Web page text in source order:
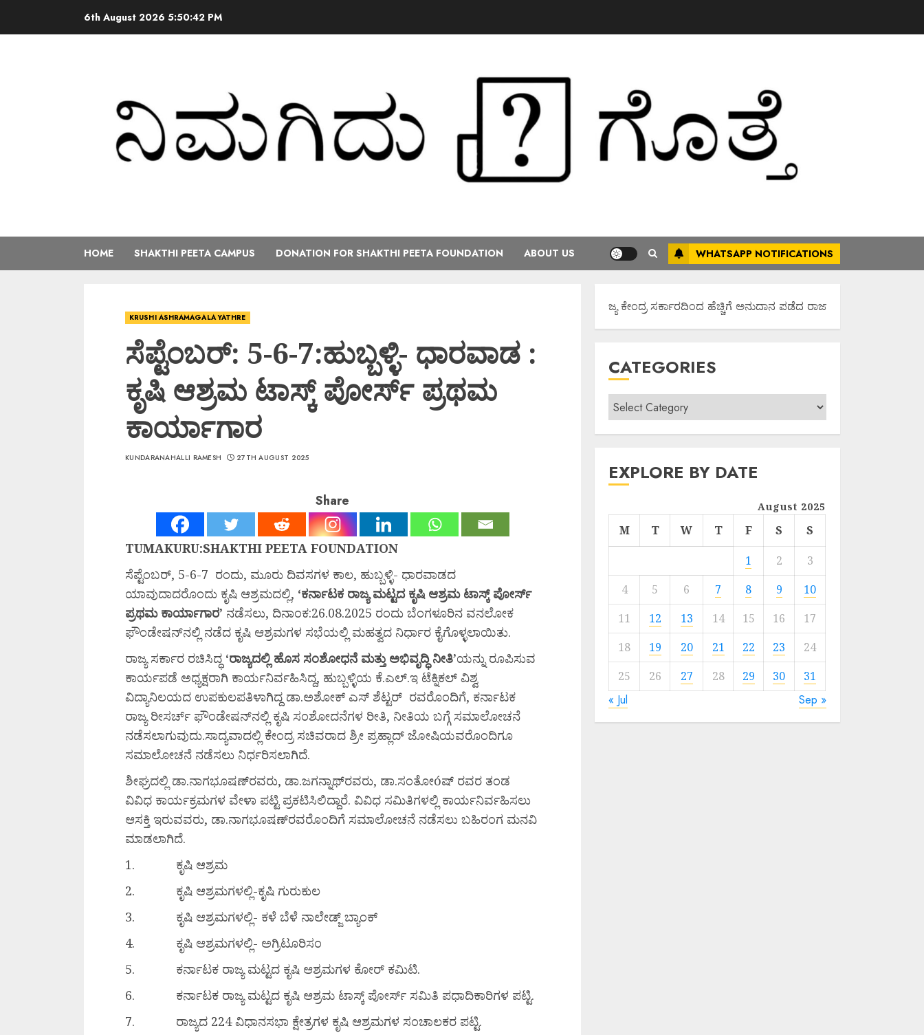
6th August 2026 5:50:42 PM
HOME SHAKTHI PEETA CAMPUS DONATION FOR SHAKTHI PEETA FOUNDATION ABOUT US WHATSAPP NOTIFICATIONS
KRUSHI ASHRAMAGALA YATHRE
ಸೆಪ್ಟೆಂಬರ್: 5-6-7:ಹುಬ್ಬಳ್ಳಿ- ಧಾರವಾಡ :
ಕೃಷಿ ಆಶ್ರಮ ಟಾಸ್ಕ್ ಪೋರ್ಸ್ ಪ್ರಥಮ
ಕಾರ್ಯಾಗಾರ
KUNDARANAHALLI RAMESH 27TH AUGUST 2025
Share
TUMAKURU:SHAKTHI PEETA FOUNDATION
ಸೆಪ್ಟೆಂಬರ್, 5-6-7 ರಂದು, ಮೂರು ದಿವಸಗಳ ಕಾಲ, ಹುಬ್ಬಳ್ಳಿ- ಧಾರವಾಡದ
ಯಾವುದಾದರೊಂದು ಕೃಷಿ ಆಶ್ರಮದಲ್ಲಿ, ‘ಕರ್ನಾಟಕ ರಾಜ್ಯಮಟ್ಟದ ಕೃಷಿ ಆಶ್ರಮ ಟಾಸ್ಕ್ ಪೋರ್ಸ್
ಪ್ರಥಮ ಕಾರ್ಯಾಗಾರ’ ನಡೆಸಲು, ದಿನಾಂಕ:26.08.2025 ರಂದು ಬೆಂಗಳೂರಿನ ವನಲೋಕ
ಫೌಂಡೇಷನ್‍ನಲ್ಲಿ ನಡೆದ ಕೃಷಿ ಆಶ್ರಮಗಳ ಸಭೆಯಲ್ಲಿ ಮಹತ್ವದ ನಿರ್ಧಾರ ಕೈಗೊಳ್ಳಲಾಯಿತು.
ರಾಜ್ಯ ಸರ್ಕಾರ ರಚಿಸಿದ್ಧ ‘ರಾಜ್ಯದಲ್ಲಿ ಹೊಸ ಸಂಶೋಧನೆ ಮತ್ತು ಅಭಿವೃದ್ಧಿ ನೀತಿ’ಯನ್ನು ರೂಪಿಸುವ
ಕಾರ್ಯಪಡೆ ಅಧ್ಯಕ್ಷರಾಗಿ ಕಾರ್ಯನಿರ್ವಹಿಸಿದ್ದ, ಹುಬ್ಬಳ್ಳಿಯ ಕೆ.ಎಲ್.ಇ ಟೆಕ್ನಿಕಲ್ ವಿಶ್ವ
ವಿದ್ಯಾನಿಲಯದ ಉಪಕುಲಪತಿಳಾಗಿದ್ದ ಡಾ.ಅಶೋಕ್ ಎಸ್ ಶೆಟ್ಟರ್ ರವರೊಂದಿಗೆ, ಕರ್ನಾಟಕ
ರಾಜ್ಯ ರೀಸರ್ಚ್ ಫೌಂಡೇಷನ್‍ನಲ್ಲಿ ಕೃಷಿ ಸಂಶೋದನೆಗಳ ರೀತಿ, ನೀತಿಯ ಬಗ್ಗೆ ಸಮಾಲೋಚನೆ
ನಡೆಸಲಾಗುವುದು.ಸಾದ್ಯವಾದಲ್ಲಿ ಕೇಂದ್ರ ಸಚಿವರಾದ ಶ್ರೀ ಪ್ರಹ್ಲಾದ್ ಜೋಷಿಯವರೊಂದಿಗೂ
ಸಮಾಲೋಚನೆ ನಡೆಸಲು ನಿರ್ಧರಿಸಲಾಗಿದೆ.
ಶೀಘ್ರದಲ್ಲಿ ಡಾ.ನಾಗಭೂಷಣ್‍ರವರು, ಡಾ.ಜಗನ್ನಾಥ್‍ರವರು, ಡಾ.ಸಂತೋóಷ್ ರವರ ತಂಡ
ವಿವಿಧ ಕಾರ್ಯಕ್ರಮಗಳ ವೇಳಾ ಪಟ್ಟಿ ಪ್ರಕಟಿಸಿಲಿದ್ದಾರೆ. ವಿವಿಧ ಸಮಿತಿಗಳಲ್ಲಿ ಕಾರ್ಯನಿರ್ವಹಿಸಲು
ಆಸಕ್ತಿ ಇರುವವರು, ಡಾ.ನಾಗಭೂಷಣ್‍ರವರೊಂದಿಗೆ ಸಮಾಲೋಚನೆ ನಡೆಸಲು ಬಹಿರಂಗ ಮನವಿ
ಮಾಡಲಾಗಿದೆ.
1. ಕೃಷಿ ಆಶ್ರಮ
2. ಕೃಷಿ ಆಶ್ರಮಗಳಲ್ಲಿ-ಕೃಷಿ ಗುರುಕುಲ
3. ಕೃಷಿ ಆಶ್ರಮಗಳಲ್ಲಿ- ಕಳೆ ಬೆಳೆ ನಾಲೇಡ್ಜ್ ಬ್ಯಾಂಕ್
4. ಕೃಷಿ ಆಶ್ರಮಗಳಲ್ಲಿ- ಅಗ್ರಿಟೂರಿಸಂ
5. ಕರ್ನಾಟಕ ರಾಜ್ಯ ಮಟ್ಟದ ಕೃಷಿ ಆಶ್ರಮಗಳ ಕೋರ್ ಕಮಿಟಿ.
6. ಕರ್ನಾಟಕ ರಾಜ್ಯ ಮಟ್ಟದ ಕೃಷಿ ಆಶ್ರಮ ಟಾಸ್ಕ್ ಪೋರ್ಸ್ ಸಮಿತಿ ಪಧಾದಿಕಾರಿಗಳ ಪಟ್ಟಿ.
7. ರಾಜ್ಯದ 224 ವಿಧಾನಸಭಾ ಕ್ಷೇತ್ರಗಳ ಕೃಷಿ ಆಶ್ರಮಗಳ ಸಂಚಾಲಕರ ಪಟ್ಟಿ.
ಕರ್ನಾಟಕ ರಾಜ್ಯ ಕೇಂದ್ರ ಸರ್ಕಾರದಿಂದ ಹೆಚ್ಚಿಗೆ ಅನುದಾನ ಪಡೆದ ರಾಜ್ಯಾವಾಗಿಸಲು ಶ್ರಮಿಸೋಣ
CATEGORIES
EXPLORE BY DATE
August 2025
M T W T F S
S
1
2
3
4
5 6 7 8 9
10
11
12 13 14 15 16
17
18
19 20 21 22 23
24
25
26 27 28 29 30 31
« Jul Sep »